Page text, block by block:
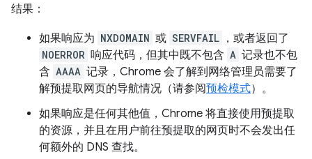
结果：
如果响应为 NXDOMAIN 或 SERVFAIL ，或者返回了
NOERROR 响应代码，但其中既不包含 A 记录也不包
含 AAAA 记录，Chrome 会了解到网络管理员需要了
解预提取网页的导航情况（请参阅预检模式）。
如果响应是任何其他值，Chrome 将直接使用预提取
的资源，并且在用户前往预提取的网页时不会发出任
何额外的 DNS 查找。